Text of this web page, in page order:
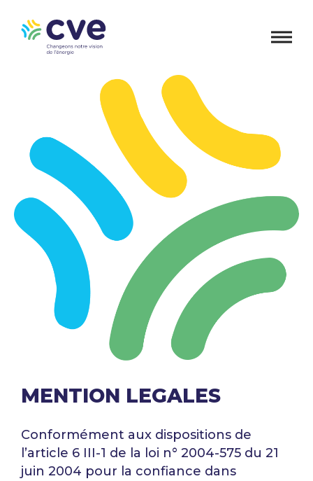
MENTION LEGALES
Conformément aux dispositions de
l’article 6 III-1 de la loi n° 2004-575 du 21
juin 2004 pour la confiance dans